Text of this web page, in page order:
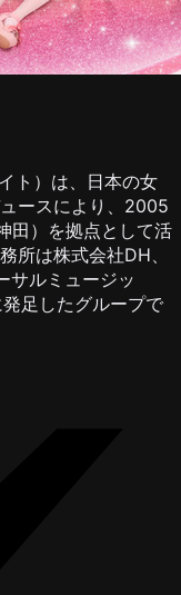
ト）は、日本の女
ースにより、2005
田）を拠点として活
所は株式会社DH、
サルミュージッ
足したグループで